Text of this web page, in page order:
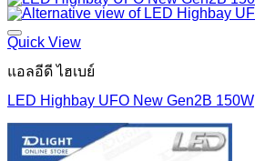
Quick View
แอลอีดี ไฮเบย์
LED Highbay UFO New Gen2B 150W